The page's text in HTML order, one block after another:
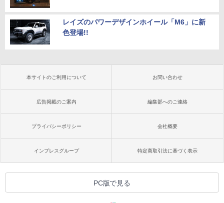
レイズのパワーデザインホイール「M6」に新
色登場!!
本サイトのご利用について お問い合わせ
広告掲載のご案内 編集部へのご連絡
プライバシーポリシー 会社概要
インプレスグループ 特定商取引法に基づく表示
PC版で見る